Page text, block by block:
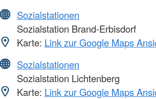
Sozialstationen
Sozialstation Brand-Erbisdorf
Karte: Link zur Google Maps
Sozialstationen
Sozialstation Lichtenberg
Karte: Link zur Google Maps